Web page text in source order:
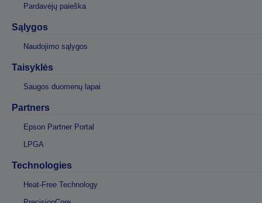
Pardavėjų paieška
Sąlygos
Naudojimo sąlygos
Taisyklės
Saugos duomenų lapai
Partners
Epson Partner Portal
LPGA
Technologies
Heat-Free Technology